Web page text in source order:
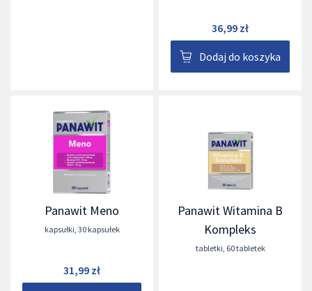
36,99 zł
Dodaj do koszyka
Panawit Meno
kapsułki, 30 kapsułek
31,99 zł
Panawit Witamina B
Kompleks
tabletki, 60 tabletek